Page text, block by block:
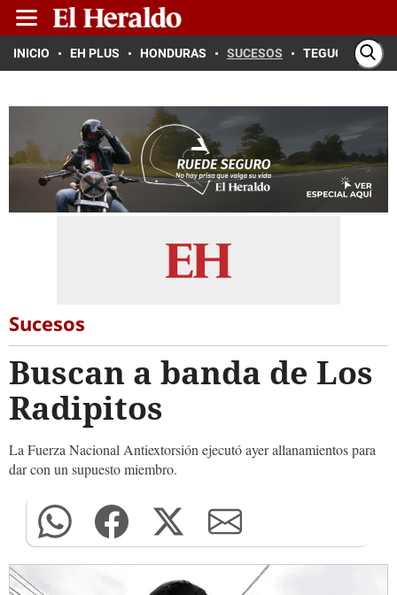
INICIO EH PLUS HONDURAS SUCESOS TEGUCIGALPA
Sucesos
Buscan a banda de Los
Radipitos
La Fuerza Nacional Antiextorsión ejecutó ayer allanamientos para
dar con un supuesto miembro.